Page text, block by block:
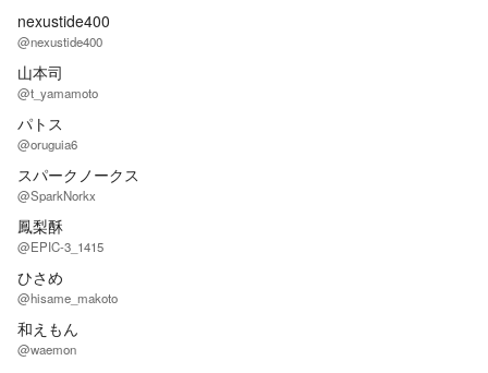
nexustide400
@nexustide400
山本司
@t_yamamoto
パトス
@oruguia6
スパークノークス
@SparkNorkx
鳳梨酥
@EPIC-3_1415
ひさめ
@hisame_makoto
和えもん
@waemon